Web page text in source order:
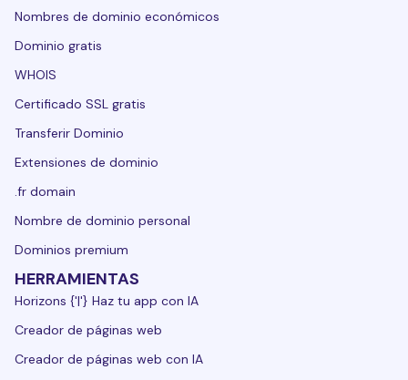
Nombres de dominio económicos
Dominio gratis
WHOIS
Certificado SSL gratis
Transferir Dominio
Extensiones de dominio
.fr domain
Nombre de dominio personal
Dominios premium
HERRAMIENTAS
Horizons {'|'} Haz tu app con IA
Creador de páginas web
Creador de páginas web con IA